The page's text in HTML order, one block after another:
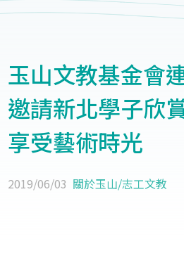
玉山文教基金會
邀請新北學子欣
享受藝術時光
2019/06/03 關於玉山/志工文教